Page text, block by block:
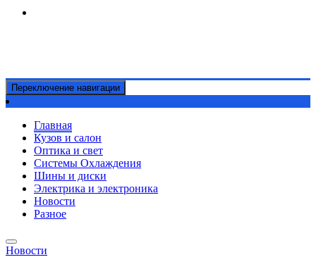
Переключение навигации
Главная
Кузов и салон
Оптика и свет
Системы Охлаждения
Шины и диски
Электрика и электроника
Новости
Разное
Новости